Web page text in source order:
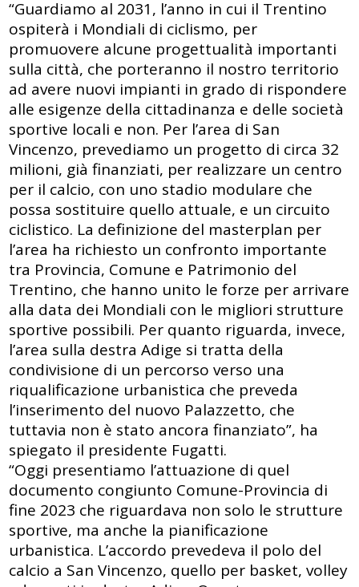
“Guardiamo al 2031, l’anno in cui il Trentino
ospiterà i Mondiali di ciclismo, per
promuovere alcune progettualità importanti
sulla città, che porteranno il nostro territorio
ad avere nuovi impianti in grado di rispondere
alle esigenze della cittadinanza e delle società
sportive locali e non. Per l’area di San
Vincenzo, prevediamo un progetto di circa 32
milioni, già finanziati, per realizzare un centro
per il calcio, con uno stadio modulare che
possa sostituire quello attuale, e un circuito
ciclistico. La definizione del masterplan per
l’area ha richiesto un confronto importante
tra Provincia, Comune e Patrimonio del
Trentino, che hanno unito le forze per arrivare
alla data dei Mondiali con le migliori strutture
sportive possibili. Per quanto riguarda, invece,
l’area sulla destra Adige si tratta della
condivisione di un percorso verso una
riqualificazione urbanistica che preveda
l’inserimento del nuovo Palazzetto, che
tuttavia non è stato ancora finanziato”, ha
spiegato il presidente Fugatti.
“Oggi presentiamo l’attuazione di quel
documento congiunto Comune-Provincia di
fine 2023 che riguardava non solo le strutture
sportive, ma anche la pianificazione
urbanistica. L’accordo prevedeva il polo del
calcio a San Vincenzo, quello per basket, volley